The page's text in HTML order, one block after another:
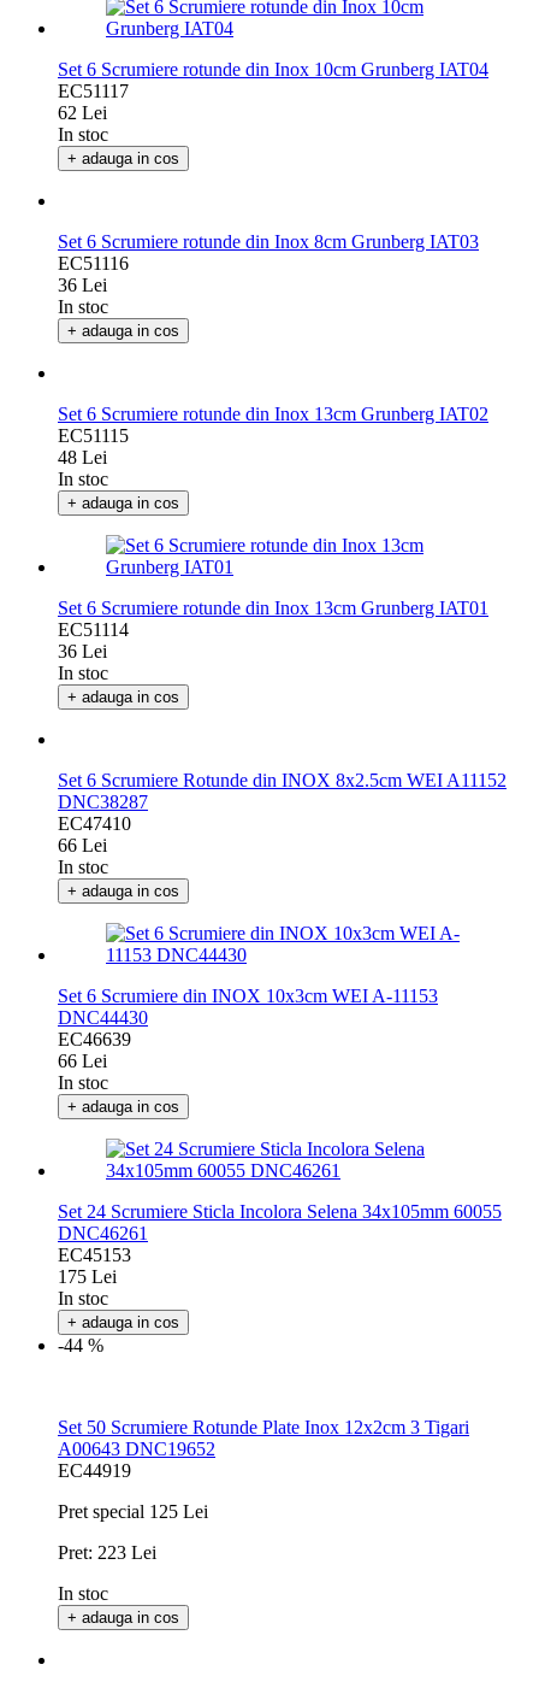
Set 6 Scrumiere rotunde din Inox 10cm Grunberg IAT04
EC51117
62 Lei
In stoc
+ adauga in cos
Set 6 Scrumiere rotunde din Inox 8cm Grunberg IAT03
EC51116
36 Lei
In stoc
+ adauga in cos
Set 6 Scrumiere rotunde din Inox 13cm Grunberg IAT02
EC51115
48 Lei
In stoc
+ adauga in cos
Set 6 Scrumiere rotunde din Inox 13cm Grunberg IAT01
EC51114
36 Lei
In stoc
+ adauga in cos
Set 6 Scrumiere Rotunde din INOX 8x2.5cm WEI A11152
DNC38287
EC47410
66 Lei
In stoc
+ adauga in cos
Set 6 Scrumiere din INOX 10x3cm WEI A-11153
DNC44430
EC46639
66 Lei
In stoc
+ adauga in cos
Set 24 Scrumiere Sticla Incolora Selena 34x105mm 60055
DNC46261
EC45153
175 Lei
In stoc
+ adauga in cos
-44 %
Set 50 Scrumiere Rotunde Plate Inox 12x2cm 3 Tigari
A00643 DNC19652
EC44919
Pret special 125 Lei
Pret: 223 Lei
In stoc
+ adauga in cos